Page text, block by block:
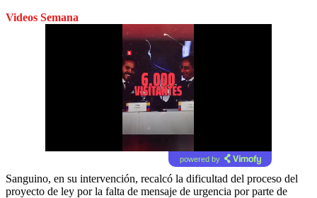
Videos Semana
powered by
Sanguino, en su intervención, recalcó la dificultad del proceso del
proyecto de ley por la falta de mensaje de urgencia por parte de